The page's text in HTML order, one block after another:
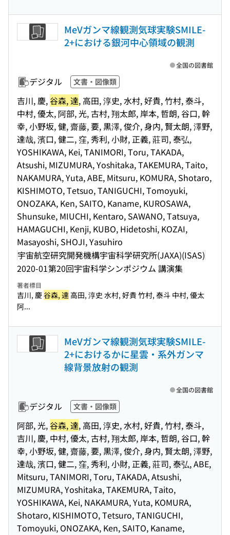
MeVガンマ線観測気球実験SMILE-
2+における銀河中心領域の観測
デジタル 文書・図像類
吉川, 慶,谷森, 達, 高田, 淳史, 水村, 好貴, 竹村, 泰斗,
中村, 優太, 阿部, 光, 古村, 翔太郎, 岸本, 哲朗, 谷口, 幹
幸, 小野坂, 健, 齋藤, 要, 黒澤, 俊介, 身内, 賢太朗, 澤野,
達哉, 濱口, 健二, 窪, 秀利, 小財, 正義, 莊司, 泰弘,
YOSHIKAWA, Kei, TANIMORI, Toru, TAKADA,
Atsushi, MIZUMURA, Yoshitaka, TAKEMURA, Taito,
NAKAMURA, Yuta, ABE, Mitsuru, KOMURA, Shotaro,
KISHIMOTO, Tetsuo, TANIGUCHI, Tomoyuki,
ONOZAKA, Ken, SAITO, Kaname, KUROSAWA,
Shunsuke, MIUCHI, Kentaro, SAWANO, Tatsuya,
HAMAGUCHI, Kenji, KUBO, Hidetoshi, KOZAI,
Masayoshi, SHOJI, Yasuhiro
宇宙航空研究開発機構宇宙科学研究所(JAXA)(ISAS)
2020-01第20回宇宙科学シンポジウム 講演集
全国の図書館
著者標目
吉川, 慶谷森, 達 高田, 淳史 水村, 好貴 竹村, 泰斗 中村, 優太
阿...
MeVガンマ線観測気球実験SMILE-
2+におけるかに星雲・系外ガンマ
線背景放射の観測
デジタル 文書・図像類
阿部, 光,谷森, 達, 高田, 淳史, 水村, 好貴, 竹村, 泰斗,
吉川, 慶, 中村, 優太, 古村, 翔太郎, 岸本, 哲朗, 谷口, 幹
幸, 小野坂, 健, 齋藤, 要, 黒澤, 俊介, 身内, 賢太朗, 澤野,
達哉, 濱口, 健二, 窪, 秀利, 小財, 正義, 莊司, 泰弘, ABE,
Mitsuru, TANIMORI, Toru, TAKADA, Atsushi,
MIZUMURA, Yoshitaka, TAKEMURA, Taito,
YOSHIKAWA, Kei, NAKAMURA, Yuta, KOMURA,
Shotaro, KISHIMOTO, Tetsuro, TANIGUCHI,
Tomoyuki, ONOZAKA, Ken, SAITO, Kaname,
全国の図書館